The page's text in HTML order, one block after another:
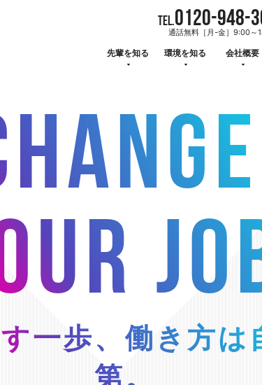
TEL.0120-948-
通話無料［月-金］9:00～
先輩を知る 環境を知る 会社概要
一歩、働き方は
第。